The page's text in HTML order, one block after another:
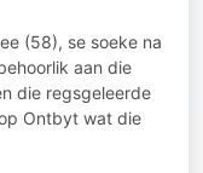
(58), se soeke na
aan die
die regsgeleerde
Ontbyt wat die